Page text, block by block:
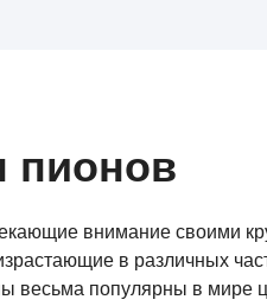
пионов
внимание своими
в различных
весьма популярны в мире